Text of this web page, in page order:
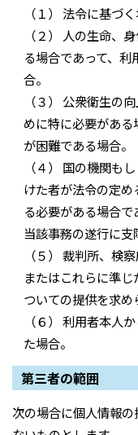
（１） 法令に基づく
（２） 人の生命、
る場合であって、
合。
（３） 公衆衛生の
めに特に必要があ
が困難である場合。
（４） 国の機関も
けた者が法令の定
る必要がある場合
当該事務の遂行に支
（５） 裁判所、検
またはこれらに準
ついての提供を求め
（６） 利用者本人
た場合。
第三者の範囲
次の場合に個人情報